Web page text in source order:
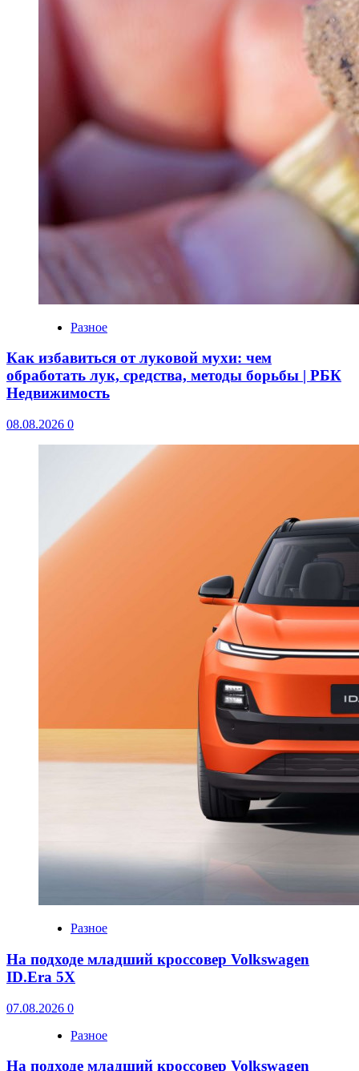
Разное
Как избавиться от луковой мухи: чем
обработать лук, средства, методы борьбы | РБК
Недвижимость
08.08.2026 0
Разное
На подходе младший кроссовер Volkswagen
ID.Era 5X
07.08.2026 0
Разное
На подходе младший кроссовер Volkswagen